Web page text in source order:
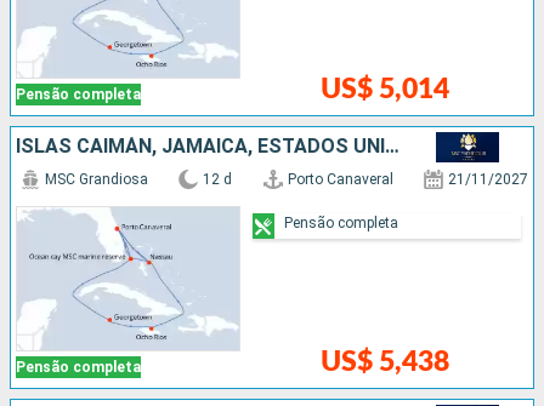
Pensão completa US$ 5,014
ISLAS CAIMÁN, JAMAICA, ESTADOS UNIDOS, BAHAMAS
Pensão completa
MSC Grandiosa 12 d Porto Canaveral 21/11/2027
US$ 5,438
Pensão completa